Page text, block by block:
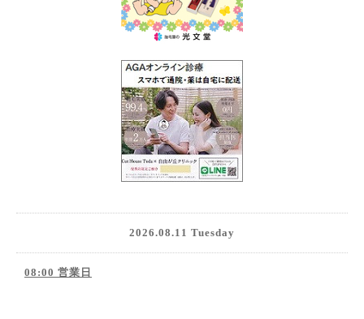
2026.08.11 Tuesday
08:00 営業日